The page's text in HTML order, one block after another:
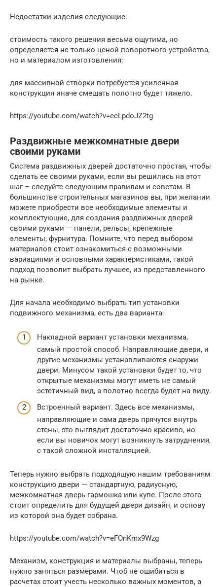
Недостатки изделия следующие:
стоимость такого решения весьма ощутима, но
определяется не только ценой поворотного устройства,
но и материалом изготовления;
для массивной створки потребуется усиленная
конструкция иначе смещать полотно будет тяжело.
https://youtube.com/watch?v=ecLpdoJZ2tg
Раздвижные межкомнатные двери
своими руками
Система раздвижных дверей достаточно простая, чтобы
сделать ее своими руками, если вы решились на этот
шаг – следуйте следующим правилам и советам. В
большинстве строительных магазинов вы, при желании
можете приобрести все необходимые элементы и
комплектующие, для создания раздвижных дверей
своими руками — панели, рельсы, крепежные
элементы, фурнитура. Помните, что перед выбором
материалов стоит ознакомиться с возможными
вариациями и основными характеристиками, такой
подход позволит выбрать лучшее, из представленного
на рынке.
Для начала необходимо выбрать тип установки
подвижного механизма, есть два варианта:
Накладной вариант установки механизма,
самый простой способ. Направляющие двери, и
другие механизмы устанавливаются снаружи
двери. Минусом такой установки будет то, что
открытые механизмы могут иметь не самый
эстетичный вид, а полотно всегда будет на виду.
Встроенный вариант. Здесь все механизмы,
направляющие и сама дверь прячутся внутрь
стены, это выглядит достаточно красиво, но
если вы новичок могут возникнуть затруднения,
с такой сложной инсталляцией.
Теперь нужно выбрать подходящую нашим требованиям
конструкцию двери — стандартную, радиусную,
межкомнатная дверь гармошка или купе. После этого
стоит определить для будущей двери дизайн, и основу
из которой она будет собрана.
https://youtube.com/watch?v=eFOnKmx9Wzg
Механизм, конструкция и материалы выбраны, теперь
нужно заняться размерами. Чтоб не ошибиться в
расчетах стоит учесть несколько важных моментов, а